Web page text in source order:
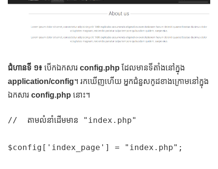
ជំហានទី ១៖ បើកឯកសារ config.php ដែលមានទីតាំងនៅក្នុង
application/config។ រកឃើញហើយ អ្នកជំនួសកូដខាងក្រោមនៅក្នុង
ឯកសារ config.php នោះ។
//  តាមលំនាំដើមមាន "index.php"
$config['index_page'] = "index.php";